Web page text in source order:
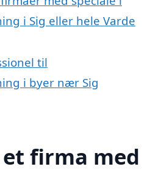
i Sig eller hele Varde
til
i byer nær Sig
firma med